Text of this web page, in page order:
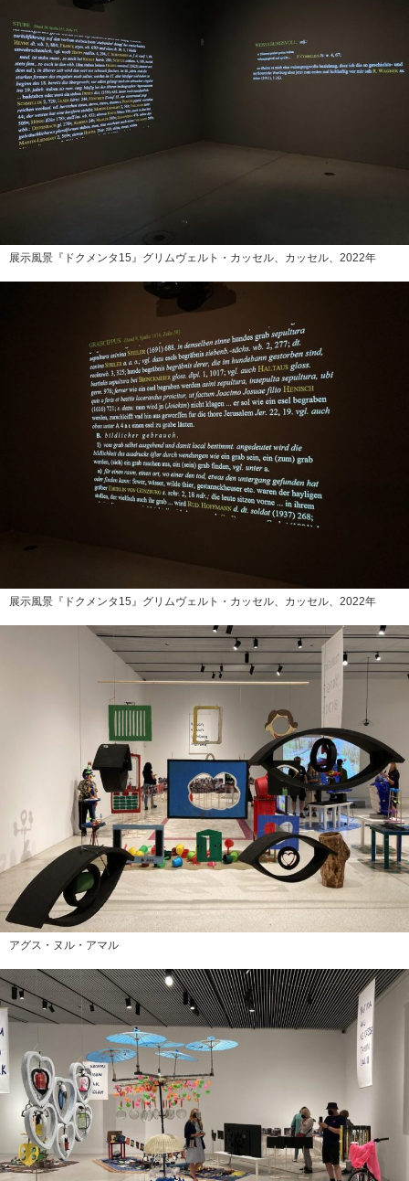
展示風景『ドクメンタ15』グリムヴェルト・カッセル、カッセル、2022年
展示風景『ドクメンタ15』グリムヴェルト・カッセル、カッセル、2022年
アグス・ヌル・アマル